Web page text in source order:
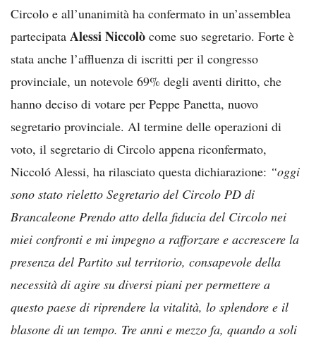
Circolo e all’unanimità ha confermato in un’assemblea
partecipata Alessi Niccolò come suo segretario. Forte è
stata anche l’affluenza di iscritti per il congresso
provinciale, un notevole 69% degli aventi diritto, che
hanno deciso di votare per Peppe Panetta, nuovo
segretario provinciale. Al termine delle operazioni di
voto, il segretario di Circolo appena riconfermato,
Niccoló Alessi, ha rilasciato questa dichiarazione: “oggi
sono stato rieletto Segretario del Circolo PD di
Brancaleone Prendo atto della fiducia del Circolo nei
miei confronti e mi impegno a rafforzare e accrescere la
presenza del Partito sul territorio, consapevole della
necessità di agire su diversi piani per permettere a
questo paese di riprendere la vitalità, lo splendore e il
blasone di un tempo. Tre anni e mezzo fa, quando a soli